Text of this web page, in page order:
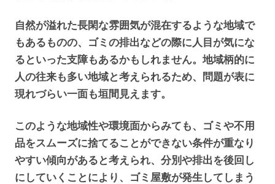
自然が溢れた長閑な雰囲気が混在するような地域で
もあるものの、ゴミの排出などの際に人目が気にな
るといった支障もあるかもしれません。地域柄的に
人の往来も多い地域と考えられるため、問題が表に
現れづらい一面も垣間見えます。
このような地域性や環境面からみても、ゴミや不用
品をスムーズに捨てることができない条件が重なり
やすい傾向があると考えられ、分別や排出を後回し
にしていくことにより、ゴミ屋敷が発生してしまう